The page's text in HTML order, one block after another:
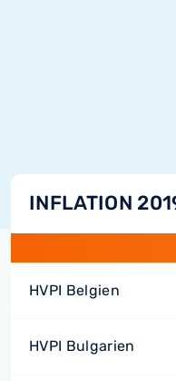
INFLATION
HVPI Belgien
HVPI Bulgarien